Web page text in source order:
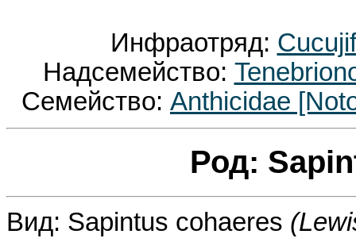
Инфраотряд:
Надсемейство:
Семейство: Anthicidae
Род:
Вид: Sapintus cohaeres